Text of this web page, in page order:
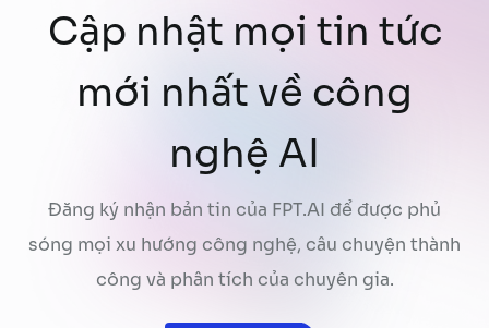
Cập nhật mọi tin tức
mới nhất về công
nghệ AI
Đăng ký nhận bản tin của FPT.AI để được phủ
sóng mọi xu hướng công nghệ, câu chuyện thành
công và phân tích của chuyên gia.